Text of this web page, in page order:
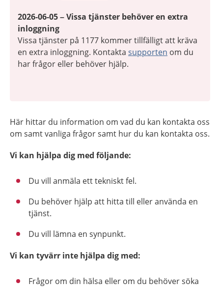
2026-06-05 – Vissa tjänster behöver en extra
inloggning
Vissa tjänster på 1177 kommer tillfälligt att kräva
en extra inloggning. Kontakta supporten om du
har frågor eller behöver hjälp.
Här hittar du information om vad du kan kontakta oss
om samt vanliga frågor samt hur du kan kontakta oss.
Vi kan hjälpa dig med följande:
Du vill anmäla ett tekniskt fel.
Du behöver hjälp att hitta till eller använda en
tjänst.
Du vill lämna en synpunkt.
Vi kan tyvärr inte hjälpa dig med:
Frågor om din hälsa eller om du behöver söka